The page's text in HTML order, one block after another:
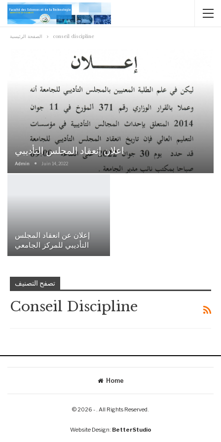
الصفحة الرئيسية conseil discipline
اعلان إنعقاد المجلس التأديبي
Admin Juin 14, 2022
إعلان عن انعقاد المجلس
التأديبي للمركز الجامعي
تصفح التصنيف
Conseil Discipline
Home
© 2026 - . All Rights Reserved.
Website Design: BetterStudio